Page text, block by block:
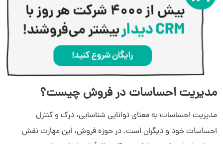
مدیریت احساسات در فروش چیست؟
مدیریت احساسات به معنای توانایی شناسایی، درک و کنترل
احساسات خود و دیگران است. در حوزه فروش، این مهارت نقش